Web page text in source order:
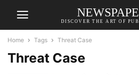
DISCOVER THE ART OF
Home Tags Threat Case
Threat Case